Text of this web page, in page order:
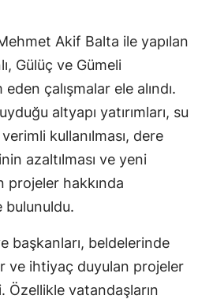
Akif Balta ile yapılan
Gülüç ve Gümeli
çalışmalar ele alındı.
altyapı yatırımları, su
kullanılması, dere
azaltılması ve yeni
projeler hakkında
bulunuldu.
başkanları, beldelerinde
ve ihtiyaç duyulan projeler
Özellikle vatandaşların